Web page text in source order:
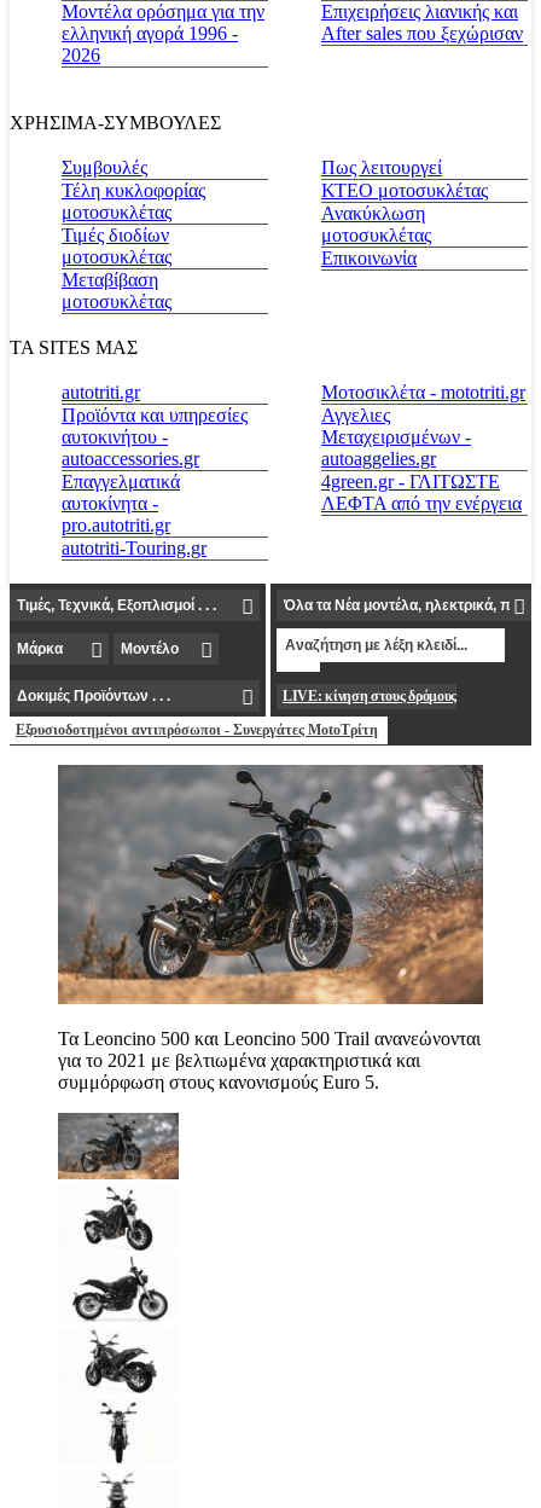
Μοντέλα ορόσημα για την
ελληνική αγορά 1996 -
2026
Επιχειρήσεις λιανικής και
After sales που ξεχώρισαν
ΧΡΗΣΙΜΑ-ΣΥΜΒΟΥΛΕΣ
Συμβουλές
Τέλη κυκλοφορίας
μοτοσυκλέτας
Τιμές διοδίων
μοτοσυκλέτας
Μεταβίβαση
μοτοσυκλέτας
Πως λειτουργεί
ΚΤΕΟ μοτοσυκλέτας
Ανακύκλωση
μοτοσυκλέτας
Επικοινωνία
ΤΑ SITES ΜΑΣ
autotriti.gr
Προϊόντα και υπηρεσίες
αυτοκινήτου -
autoaccessories.gr
Επαγγελματικά
αυτοκίνητα -
pro.autotriti.gr
autotriti-Touring.gr
Μοτοσικλέτα - mototriti.gr
Αγγελιες
Μεταχειρισμένων -
autoaggelies.gr
4green.gr - ΓΛΙΤΩΣΤΕ
ΛΕΦΤΑ από την ενέργεια
LIVE: κίνηση στους δρόμους
Εξουσιοδοτημένοι αντιπρόσωποι - Συνεργάτες MotoΤρίτη
Τα Leoncino 500 και Leoncino 500 Trail ανανεώνονται
για το 2021 με βελτιωμένα χαρακτηριστικά και
συμμόρφωση στους κανονισμούς Euro 5.